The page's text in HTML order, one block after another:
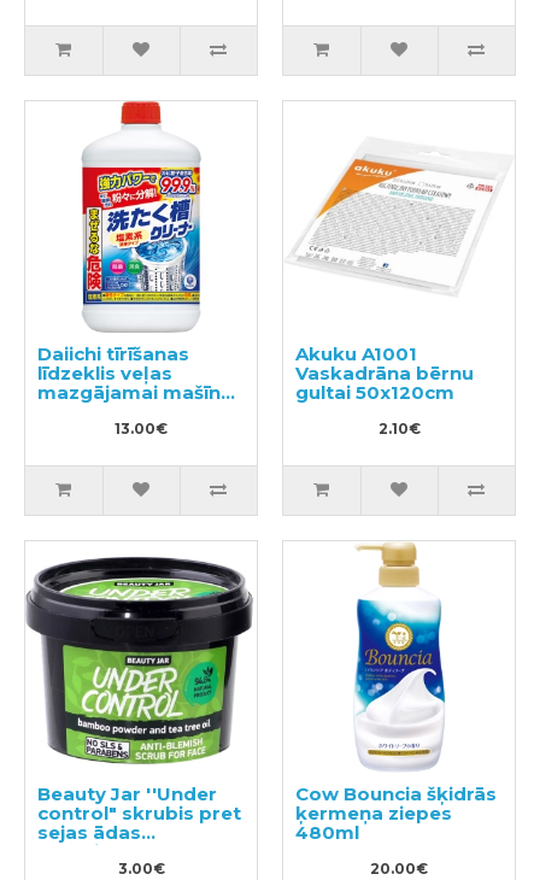
Daiichi tīrīšanas
līdzeklis veļas
mazgājamai mašīnai
13.00€
Akuku A1001
Vaskadrāna bērnu
gultai 50x120cm
2.10€
Beauty Jar ''Under
control" skrubis pret
sejas ādas
taukainumu 120g
3.00€
Cow Bouncia šķidrās
ķermeņa ziepes
480ml
20.00€